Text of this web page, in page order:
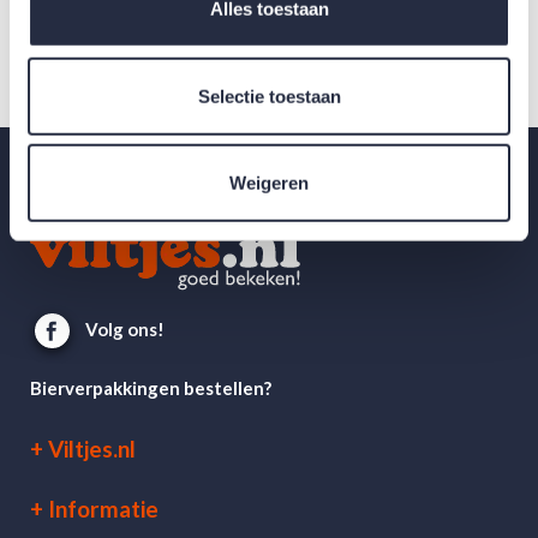
Alles toestaan
Selectie toestaan
Weigeren
Volg ons!
Bierverpakkingen bestellen?
Viltjes.nl
Informatie